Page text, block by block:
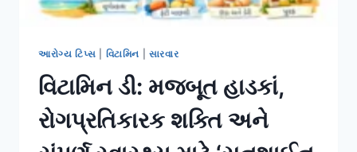
આરોગ્ય ટિપ્સ વિટામિન સારવાર
વિટામિન ડી: મજબૂત હાડકાં,
રોગપ્રતિકારક શક્તિ અને